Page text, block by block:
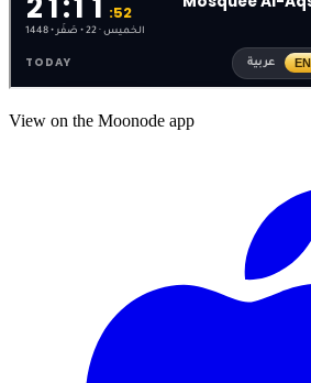
View on the Moonode app